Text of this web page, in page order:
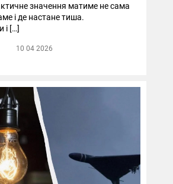
значення матиме не сама
і де настане тиша.
і […]
10 04 2026